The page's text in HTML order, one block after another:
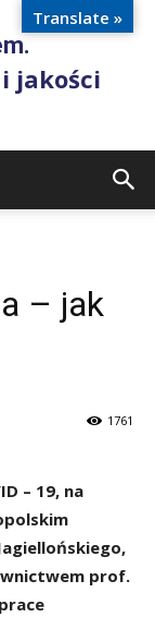
jakości
– jak
1761
– 19, na
prof.
Translate »